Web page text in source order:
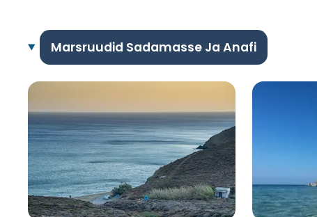
Marsruudid Sadamasse Ja Anafi